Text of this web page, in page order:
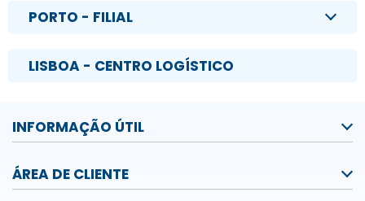
PORTO - FILIAL
LISBOA - CENTRO LOGÍSTICO
INFORMAÇÃO ÚTIL
ÁREA DE CLIENTE